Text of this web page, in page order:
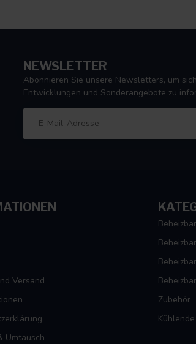
NEWSLETTER
Abonnieren Sie unsere Newsletters, um
Entwicklungen und Sonderangebote zu
Versand
Umtausch
Zubehör